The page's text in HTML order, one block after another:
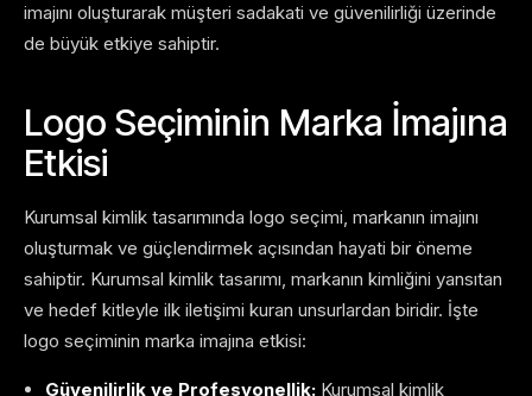
imajını oluşturarak müşteri sadakati ve güvenilirliği üzerinde
de büyük etkiye sahiptir.
Logo Seçiminin Marka İmajına
Etkisi
Kurumsal kimlik tasarımında logo seçimi, markanın imajını
oluşturmak ve güçlendirmek açısından hayati bir öneme
sahiptir. Kurumsal kimlik tasarımı, markanın kimliğini yansıtan
ve hedef kitleyle ilk iletişimi kuran unsurlardan biridir. İşte
logo seçiminin marka imajına etkisi:
Güvenilirlik ve Profesyonellik: Kurumsal kimlik